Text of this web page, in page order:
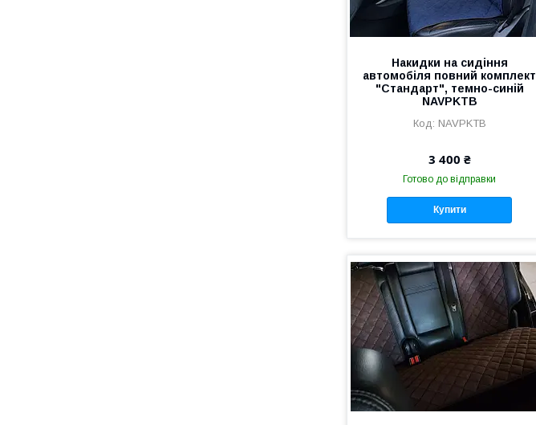
Накидки на сидіння
автомобіля повний комплект
"Стандарт", темно-синій
NAVPKTB
NAVPKTB
3 400 ₴
Готово до відправки
Купити